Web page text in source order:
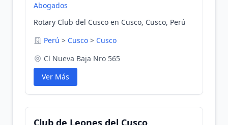
Abogados
Rotary Club del Cusco en Cusco, Cusco, Perú
Perú > Cusco > Cusco
Cl Nueva Baja Nro 565
Ver Más
Club de Leones del Cusco